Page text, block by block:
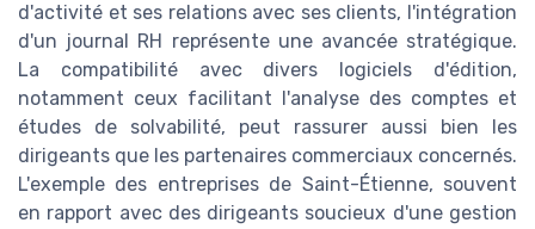
d'activité et ses relations avec ses clients, l'intégration
d'un journal RH représente une avancée stratégique.
La compatibilité avec divers logiciels d'édition,
notamment ceux facilitant l'analyse des comptes et
études de solvabilité, peut rassurer aussi bien les
dirigeants que les partenaires commerciaux concernés.
L'exemple des entreprises de Saint-Étienne, souvent
en rapport avec des dirigeants soucieux d'une gestion